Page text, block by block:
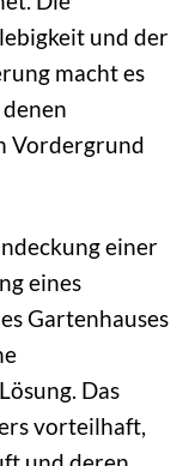
und der
macht es
Vordergrund
einer
eines
Gartenhauses
Das
vorteilhaft,